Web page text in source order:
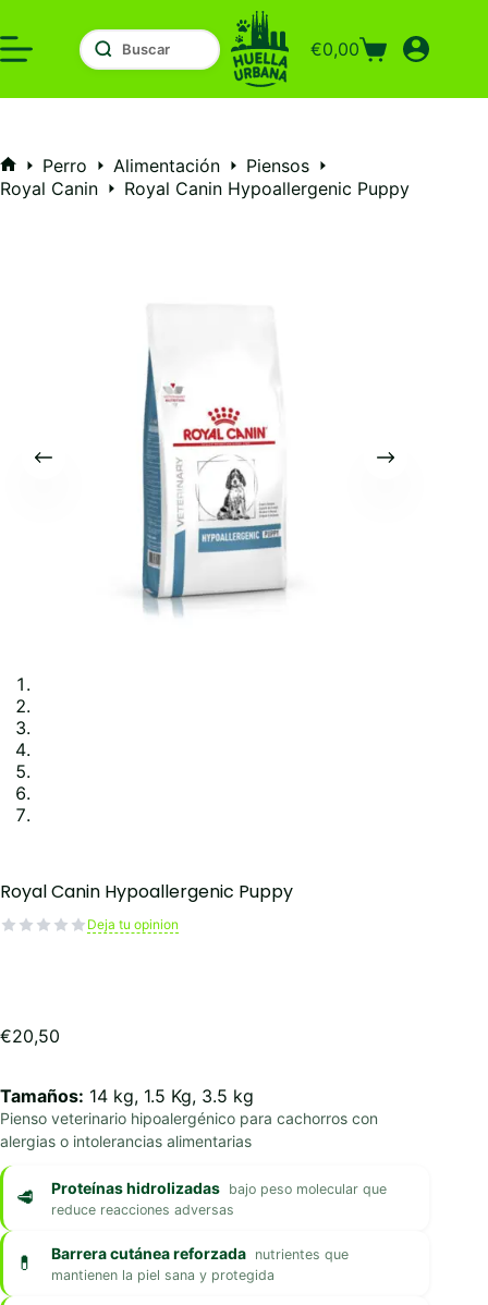
al
contenido
Carro
compra
€0,00
Inicio
Perro Alimentación
Piensos
Royal Canin
Royal Canin Hypoallergenic Puppy
Royal Canin Hypoallergenic Puppy
Deja tu opinion
€20,50
Tamaños: 14 kg, 1.5 Kg, 3.5 kg
Pienso veterinario hipoalergénico para cachorros con
alergias o intolerancias alimentarias
Proteínas hidrolizadas bajo peso molecular que
reduce reacciones adversas
Barrera cutánea reforzada nutrientes que
mantienen la piel sana y protegida